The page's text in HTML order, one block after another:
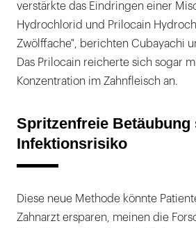
verstärkte das Eindringen einer
Hydrochlorid und Prilocain
Zwölffache", berichten Cubayachi
Das Prilocain reicherte sich sogar
Konzentration im Zahnfleisch an.
Spritzenfreie Betäubung
Infektionsrisiko
Diese neue Methode könnte
Zahnarzt ersparen, meinen die